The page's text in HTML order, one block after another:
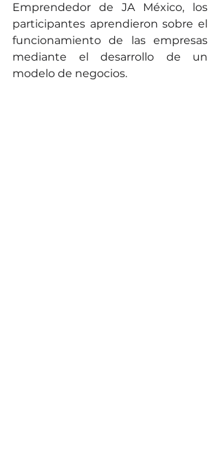
Emprendedor de JA México, los
participantes aprendieron sobre el
funcionamiento de las empresas
mediante el desarrollo de un
modelo de negocios.